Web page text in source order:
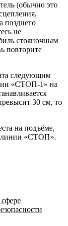
(обычно это
позднего
не
стояночным
повторите
следующим
«СТОП-1» на
30 см, то
на подъёме,
линии «СТОП».